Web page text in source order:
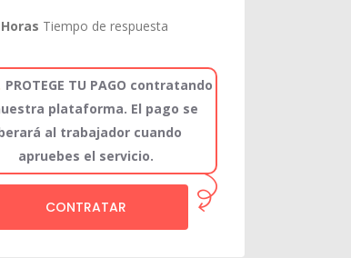
Tiempo de respuesta
PROTEGE TU PAGO contratando
plataforma. El pago se
al trabajador cuando
apruebes el servicio.
CONTRATAR